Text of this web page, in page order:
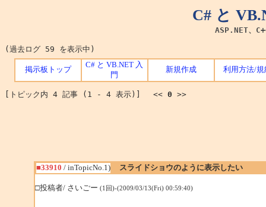
C# と
ASP.NET、
(過去ログ 59 を表示中)
掲示板トップ
C# と VB.NET 入
門
新規作成 利用方法/規
[トピック内 4 記事 (1 - 4 表示)] << 0 >>
■33910 / inTopicNo.1) スライドショウのように表示したい
□投稿者/ さいごー (1回)-(2009/03/13(Fri) 00:59:40)